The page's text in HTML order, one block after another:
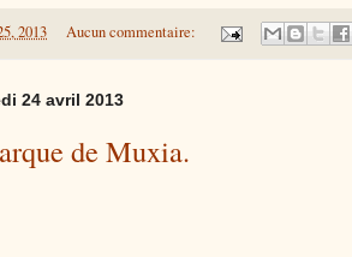
2013 Aucun commentaire:
24 avril 2013
de Muxia.